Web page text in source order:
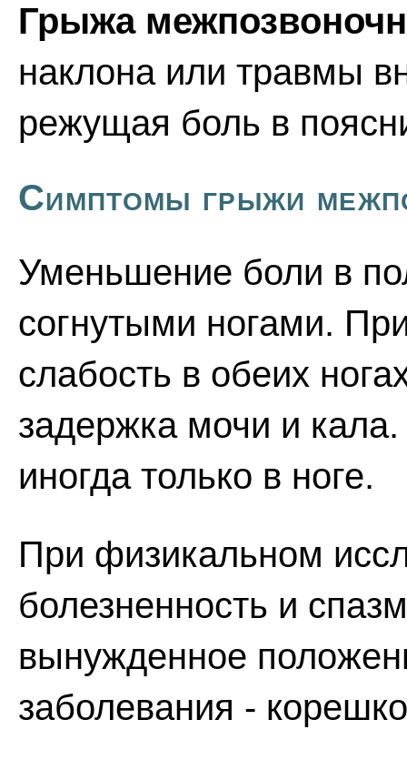
Грыжа
наклона или травмы
режущая боль в
Симптомы грыжи
Уменьшение боли в
согнутыми ногами.
слабость в обеих
задержка мочи и
иногда только в ноге.
При физикальном
болезненность и
вынужденное
заболевания -